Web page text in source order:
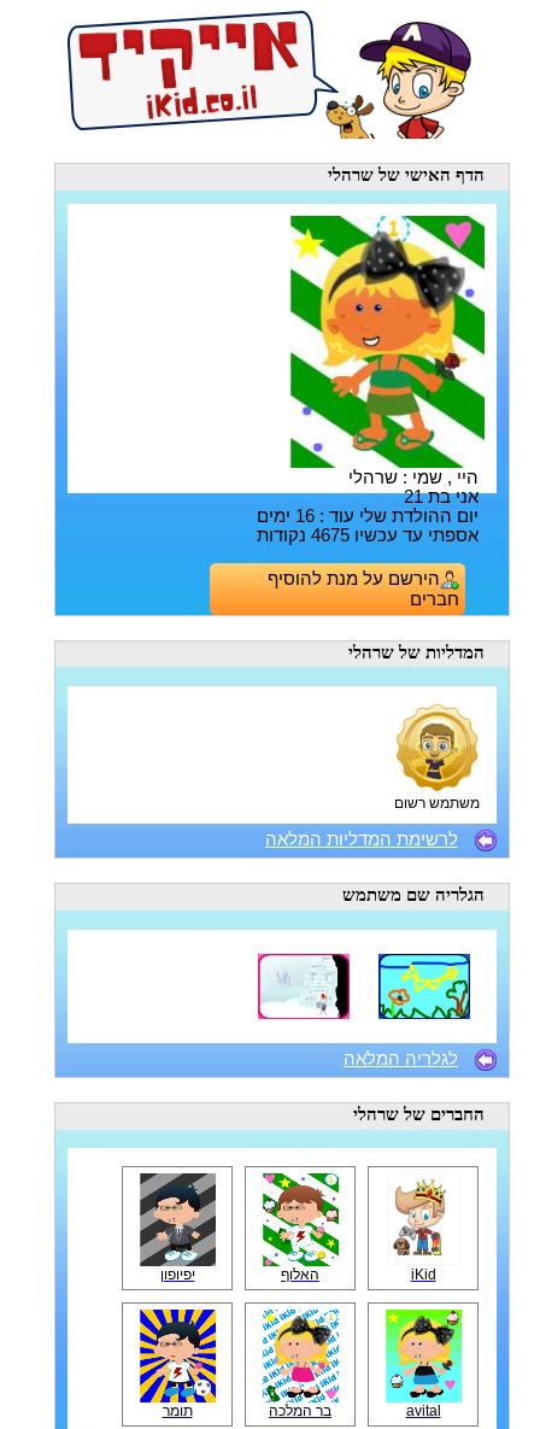
הדף האישי של שרהלי
היי , שמי : שרהלי
אני בת 21
יום ההולדת שלי עוד : 16 ימים
אספתי עד עכשיו 4675 נקודות
הירשם על מנת להוסיף
חברים
המדליות של שרהלי
משתמש רשום
לרשימת המדליות המלאה
הגלריה שם משתמש
לגלריה המלאה
החברים של שרהלי
iKid האלוף יפיופון
avital בר המלכה תומר